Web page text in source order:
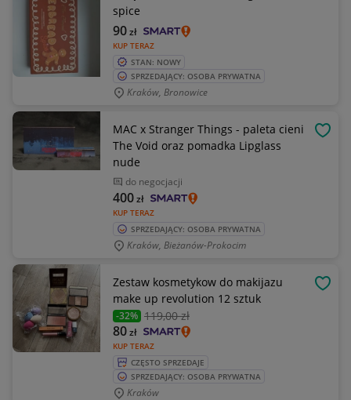
spice
KUP TERAZ
90zł
STAN: NOWY
SPRZEDAJĄCY: OSOBA PRYWATNA
Kraków, Bronowice
MAC x Stranger Things - paleta cieni
The Void oraz pomadka Lipglass
nude
do negocjacji
KUP TERAZ
400zł
SPRZEDAJĄCY: OSOBA PRYWATNA
Kraków, Bieżanów-Prokocim
Zestaw kosmetykow do makijazu
make up revolution 12 sztuk
-32% 119,00 zł
KUP TERAZ
80zł
CZĘSTO SPRZEDAJE
SPRZEDAJĄCY: OSOBA PRYWATNA
Kraków